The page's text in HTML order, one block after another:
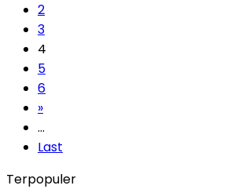
2
3
4
5
6
»
...
Last
Terpopuler